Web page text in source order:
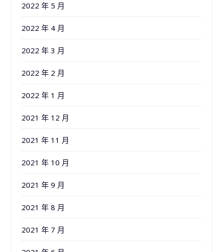
2022 年 5 月
2022 年 4 月
2022 年 3 月
2022 年 2 月
2022 年 1 月
2021 年 12 月
2021 年 11 月
2021 年 10 月
2021 年 9 月
2021 年 8 月
2021 年 7 月